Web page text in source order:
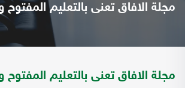
مجلة الافاق تعنى بالتعليم المفتوح
مجلة الافاق تعنى بالتعليم المفتوح